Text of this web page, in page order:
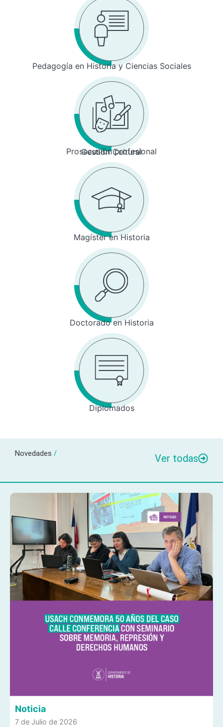
Pedagogía en Historia y Ciencias Sociales
Prosecusión profesional
Gestión Cultural
Magíster en Historia
Doctorado en Historia
Diplomados
Novedades / Ver todas
Noticia
7 de Julio de 2026